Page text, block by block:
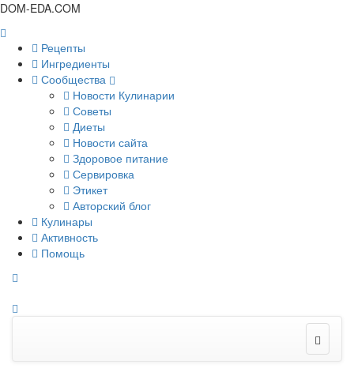
DOM-EDA.COM
Рецепты
Ингредиенты
Сообщества
Новости Кулинарии
Советы
Диеты
Новости сайта
Здоровое питание
Сервировка
Этикет
Авторский блог
Кулинары
Активность
Помощь